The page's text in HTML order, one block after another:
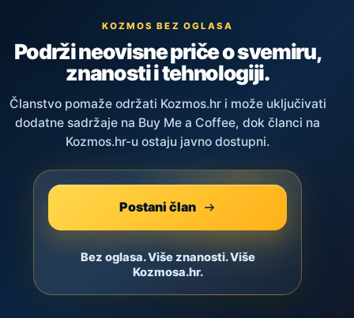
KOZMOS BEZ OGLASA
Podrži neovisne priče o svemiru,
znanosti i tehnologiji.
Članstvo pomaže održati Kozmos.hr i može uključivati
dodatne sadržaje na Buy Me a Coffee, dok članci na
Kozmos.hr-u ostaju javno dostupni.
Postani član
Bez oglasa. Više znanosti. Više
Kozmosa.hr.